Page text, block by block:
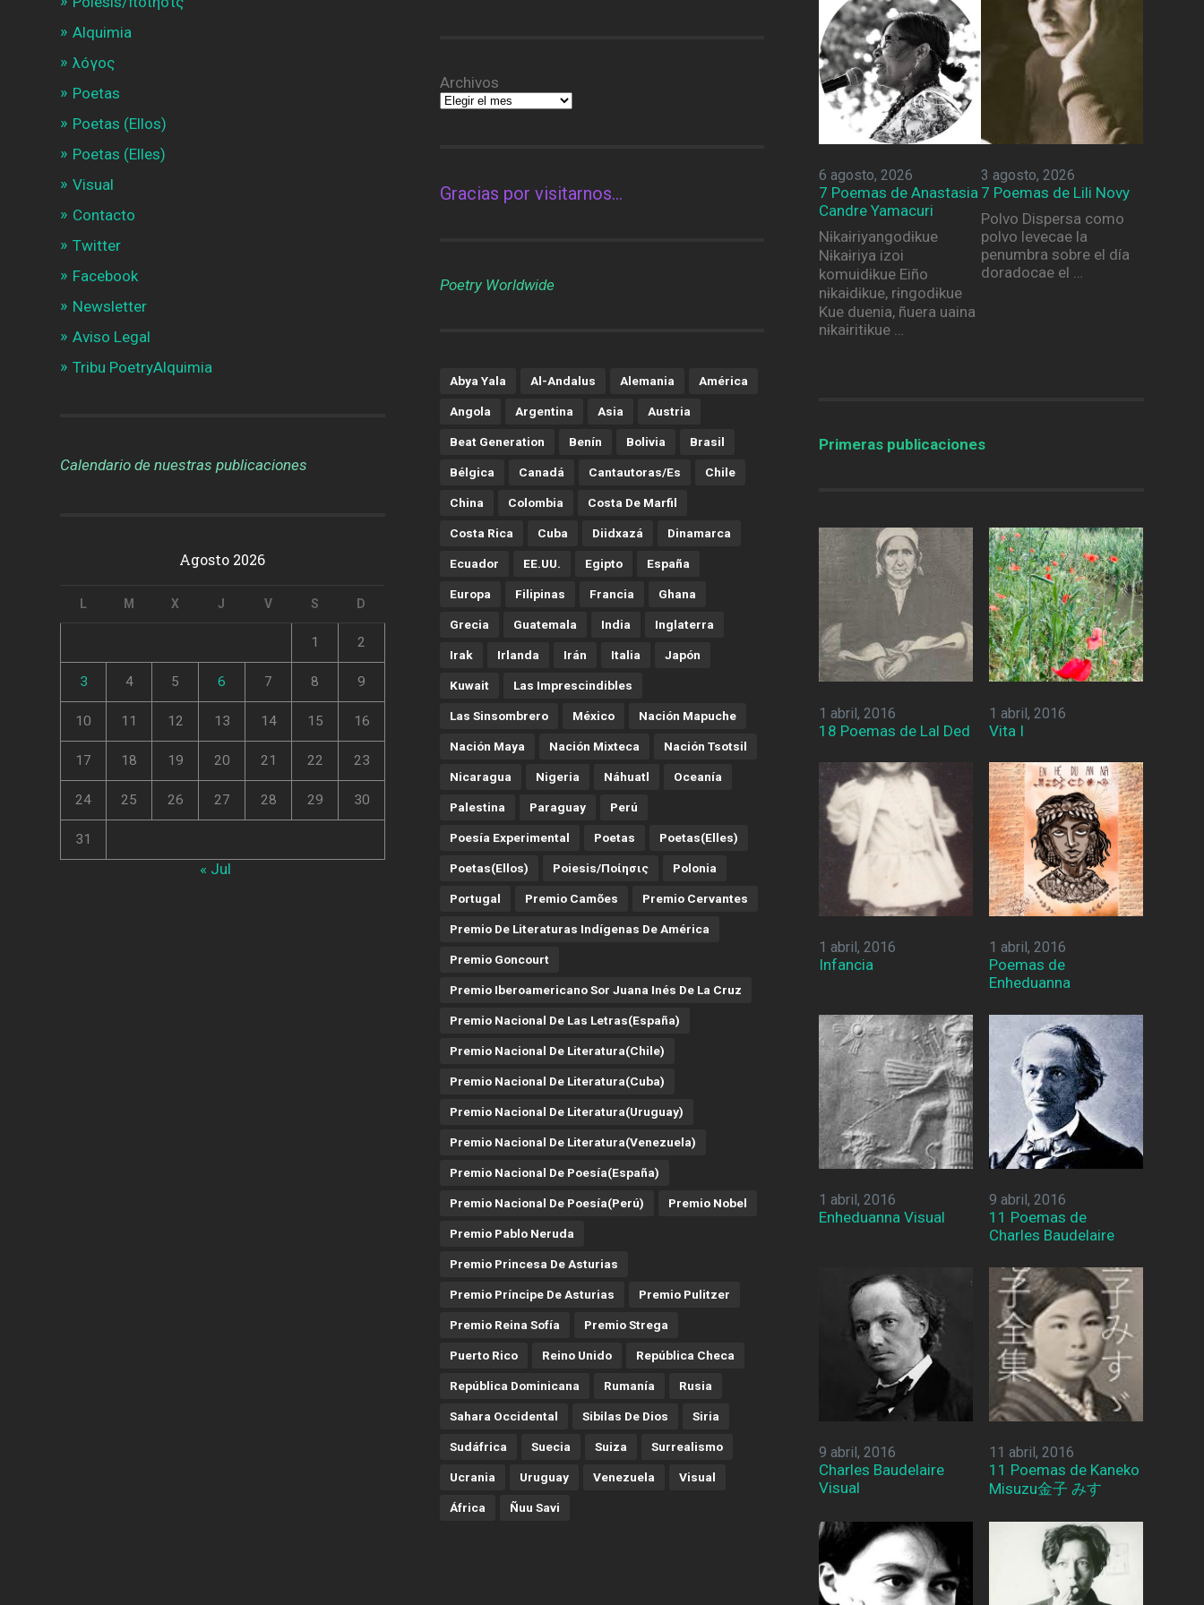
Alquimia
λóγος
Poetas
Poetas (Ellos)
Poetas (Elles)
Visual
Contacto
Twitter
Facebook
Newsletter
Aviso Legal
Tribu PoetryAlquimia
Calendario de nuestras publicaciones
Agosto 2026
L M X J V S D
1 2
3 4 5 6 7 8 9
10 11 12 13 14 15 16
17 18 19 20 21 22 23
24 25 26 27 28 29 30
31
« Jul
Archivos
Gracias por visitarnos…
Poetry Worldwide
Abya Yala Al-Andalus Alemania América
Angola Argentina Asia Austria
Beat Generation Benín Bolivia Brasil
Bélgica Canadá Cantautoras/es Chile
China Colombia Costa De Marfil
Costa Rica Cuba Diidxazá Dinamarca
Ecuador EE.UU. Egipto España
Europa Filipinas Francia Ghana
Grecia Guatemala India Inglaterra
Irak Irlanda Irán Italia Japón
Kuwait Las Imprescindibles
Las Sinsombrero México Nación Mapuche
Nación Maya Nación Mixteca Nación Tsotsil
Nicaragua Nigeria Náhuatl Oceanía
Palestina Paraguay Perú
Poesía Experimental Poetas Poetas(Elles)
Poetas(Ellos) Poiesis/ποίησις Polonia
Portugal Premio Camões Premio Cervantes
Premio De Literaturas Indígenas De América
Premio Goncourt
Premio Iberoamericano Sor Juana Inés De La Cruz
Premio Nacional De Las Letras(España)
Premio Nacional De Literatura(Chile)
Premio Nacional De Literatura(Cuba)
Premio Nacional De Literatura(Uruguay)
Premio Nacional De Literatura(Venezuela)
Premio Nacional De Poesía(España)
Premio Nacional De Poesía(Perú) Premio Nobel
Premio Pablo Neruda
Premio Princesa De Asturias
Premio Príncipe De Asturias Premio Pulitzer
Premio Reina Sofía Premio Strega
Puerto Rico Reino Unido República Checa
República Dominicana Rumanía Rusia
Sahara Occidental Sibilas De Dios Siria
Sudáfrica Suecia Suiza Surrealismo
Ucrania Uruguay Venezuela Visual
África Ñuu Savi
6 agosto, 2026
7 Poemas de Anastasia
Candre Yamacuri
Nɨkaɨriyangodɨkue
Nɨkaɨriya izoi
komuidɨkue Eiño
nɨkaɨdɨkue, rɨngodɨkue
Kue duenia, ñuera uaina
nɨkaɨritɨkue …
3 agosto, 2026
7 Poemas de Lili Novy
Polvo Dispersa como
polvo levecae la
penumbra sobre el día
doradocae el …
Primeras publicaciones
1 abril, 2016
18 Poemas de Lal Ded
1 abril, 2016
Vita I
1 abril, 2016
Infancia
1 abril, 2016
Poemas de
Enheduanna
1 abril, 2016
Enheduanna Visual
9 abril, 2016
11 Poemas de
Charles Baudelaire
9 abril, 2016
Charles Baudelaire
Visual
11 abril, 2016
11 Poemas de Kaneko
Misuzu金子 みすゞ